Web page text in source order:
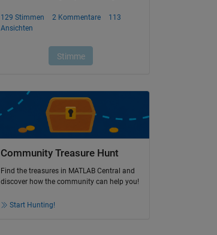
Community Treasure Hunt
Find the treasures in MATLAB Central and
discover how the community can help you!
Start Hunting!